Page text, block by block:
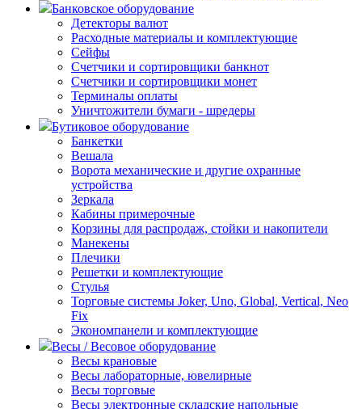
Банковское оборудование
Детекторы валют
Расходные материалы и комплектующие
Сейфы
Счетчики и сортировщики банкнот
Счетчики и сортировщики монет
Терминалы оплаты
Уничтожители бумаги - шредеры
Бутиковое оборудование
Банкетки
Вешала
Ворота механические и другие охранные
устройства
Зеркала
Кабины примерочные
Корзины для распродаж, стойки и накопители
Манекены
Плечики
Решетки и комплектующие
Стулья
Торговые системы Joker, Uno, Global, Vertical, Neo
Fix
Экономпанели и комплектующие
Весы / Весовое оборудование
Весы крановые
Весы лабораторные, ювелирные
Весы торговые
Весы электронные складские напольные